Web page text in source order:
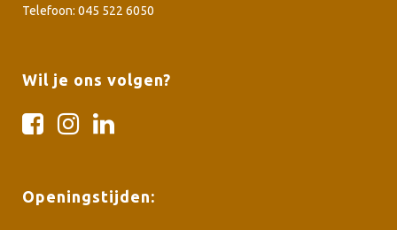
Telefoon: 045 522 6050
Wil je ons volgen?
Openingstijden: